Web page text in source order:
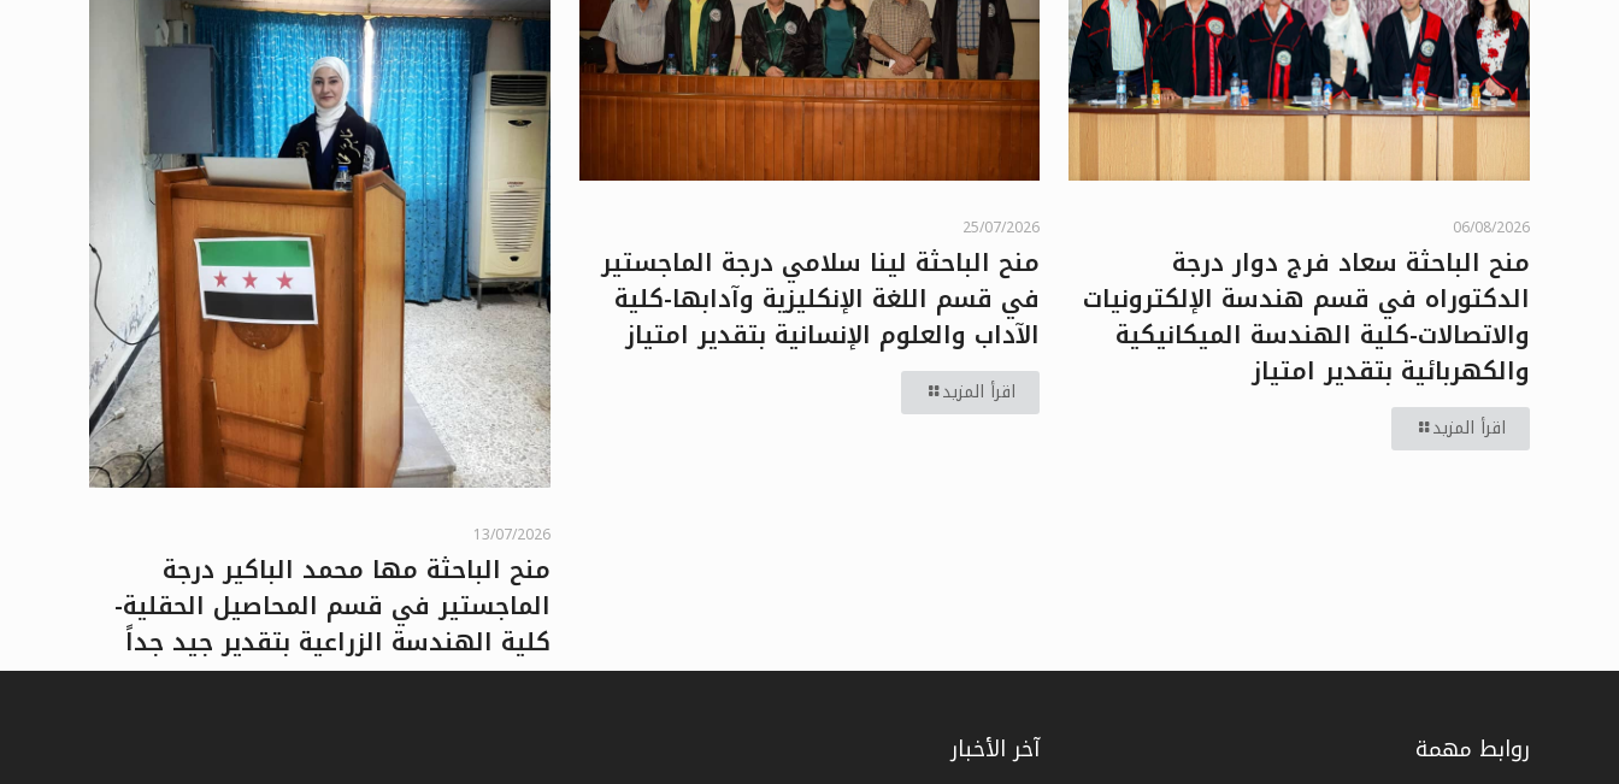
06/08/2026
منح الباحثة سعاد فرج دوار درجة
الدكتوراه في قسم هندسة الإلكترونيات
والاتصالات-كلية الهندسة الميكانيكية
والكهربائية بتقدير امتياز
اقرأ المزيد
25/07/2026
منح الباحثة لينا سلامي درجة الماجستير
في قسم اللغة الإنكليزية وآدابها-كلية
الآداب والعلوم الإنسانية بتقدير امتياز
اقرأ المزيد
13/07/2026
منح الباحثة مها محمد الباكير درجة
الماجستير في قسم المحاصيل الحقلية-
كلية الهندسة الزراعية بتقدير جيد جداً
روابط مهمة آخر الأخبار